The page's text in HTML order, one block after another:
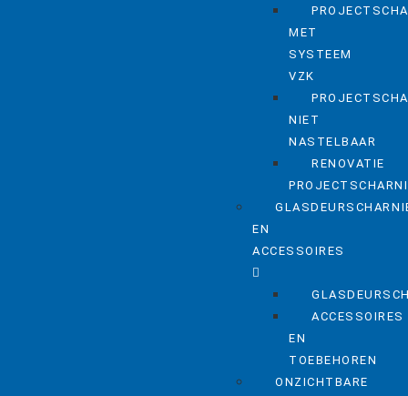
MET
SYSTEEM
VZK
NIET
NASTELBAAR
RENOVATIE
EN
ACCESSOIRES
ACCESSOIRES
EN
TOEBEHOREN
ONZICHTBARE